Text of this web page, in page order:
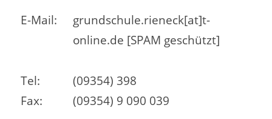
E-Mail:
grundschule.rieneck[at]t-
online.de [SPAM geschützt]
Tel:
(09354) 398
Fax:
(09354) 9 090 039